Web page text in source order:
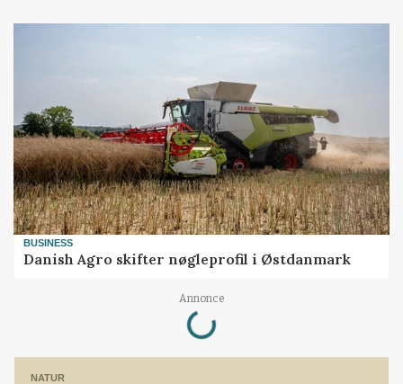
BUSINESS
Danish Agro skifter nøgleprofil i Østdanmark
Annonce
Loading...
NATUR